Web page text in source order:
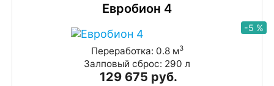
Евробион 4
-5 %
Переработка: 0.8 м3
Залповый сброс: 290 л
129 675 руб.